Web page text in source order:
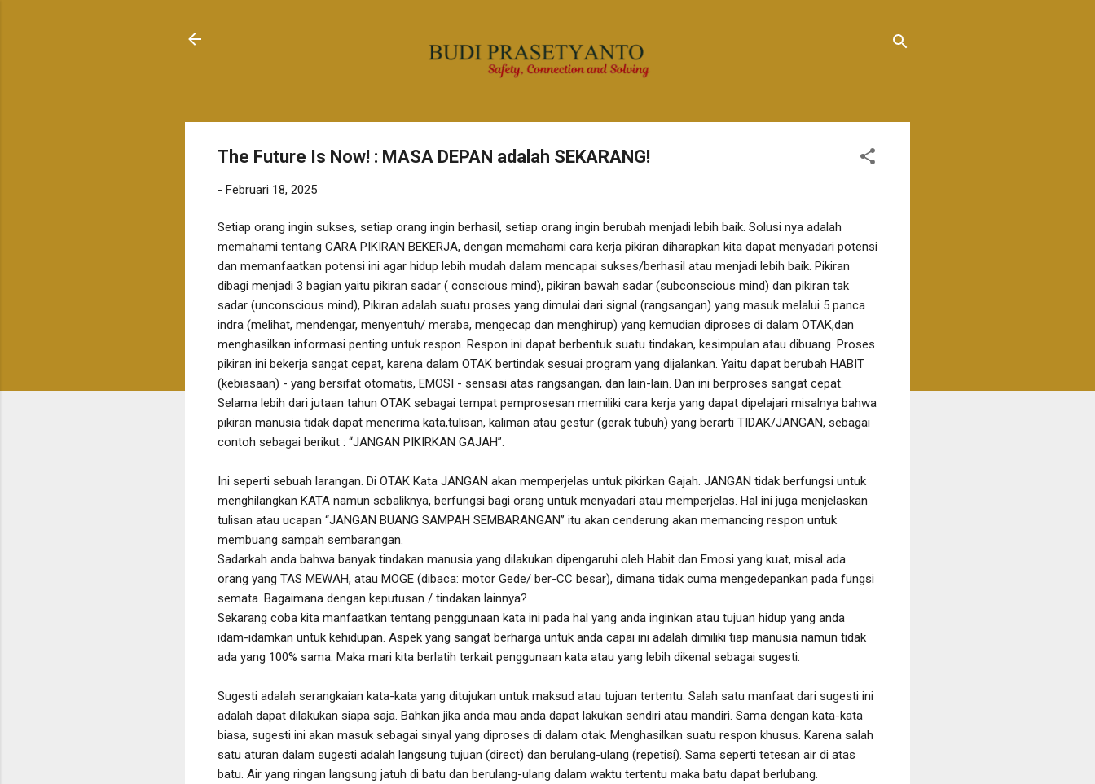
The Future Is Now! : MASA DEPAN adalah SEKARANG!
- Februari 18, 2025
Setiap orang ingin sukses, setiap orang ingin berhasil, setiap orang ingin berubah menjadi lebih baik. Solusi nya adalah
memahami tentang CARA PIKIRAN BEKERJA, dengan memahami cara kerja pikiran diharapkan kita dapat menyadari potensi
dan memanfaatkan potensi ini agar hidup lebih mudah dalam mencapai sukses/berhasil atau menjadi lebih baik. Pikiran
dibagi menjadi 3 bagian yaitu pikiran sadar ( conscious mind), pikiran bawah sadar (subconscious mind) dan pikiran tak
sadar (unconscious mind), Pikiran adalah suatu proses yang dimulai dari signal (rangsangan) yang masuk melalui 5 panca
indra (melihat, mendengar, menyentuh/ meraba, mengecap dan menghirup) yang kemudian diproses di dalam OTAK,dan
menghasilkan informasi penting untuk respon. Respon ini dapat berbentuk suatu tindakan, kesimpulan atau dibuang. Proses
pikiran ini bekerja sangat cepat, karena dalam OTAK bertindak sesuai program yang dijalankan. Yaitu dapat berubah HABIT
(kebiasaan) - yang bersifat otomatis, EMOSI - sensasi atas rangsangan, dan lain-lain. Dan ini berproses sangat cepat.
Selama lebih dari jutaan tahun OTAK sebagai tempat pemprosesan memiliki cara kerja yang dapat dipelajari misalnya bahwa
pikiran manusia tidak dapat menerima kata,tulisan, kaliman atau gestur (gerak tubuh) yang berarti TIDAK/JANGAN, sebagai
contoh sebagai berikut : “JANGAN PIKIRKAN GAJAH”.
Ini seperti sebuah larangan. Di OTAK Kata JANGAN akan memperjelas untuk pikirkan Gajah. JANGAN tidak berfungsi untuk
menghilangkan KATA namun sebaliknya, berfungsi bagi orang untuk menyadari atau memperjelas. Hal ini juga menjelaskan
tulisan atau ucapan “JANGAN BUANG SAMPAH SEMBARANGAN” itu akan cenderung akan memancing respon untuk
membuang sampah sembarangan.
Sadarkah anda bahwa banyak tindakan manusia yang dilakukan dipengaruhi oleh Habit dan Emosi yang kuat, misal ada
orang yang TAS MEWAH, atau MOGE (dibaca: motor Gede/ ber-CC besar), dimana tidak cuma mengedepankan pada fungsi
semata. Bagaimana dengan keputusan / tindakan lainnya?
Sekarang coba kita manfaatkan tentang penggunaan kata ini pada hal yang anda inginkan atau tujuan hidup yang anda
idam-idamkan untuk kehidupan. Aspek yang sangat berharga untuk anda capai ini adalah dimiliki tiap manusia namun tidak
ada yang 100% sama. Maka mari kita berlatih terkait penggunaan kata atau yang lebih dikenal sebagai sugesti.
Sugesti adalah serangkaian kata-kata yang ditujukan untuk maksud atau tujuan tertentu. Salah satu manfaat dari sugesti ini
adalah dapat dilakukan siapa saja. Bahkan jika anda mau anda dapat lakukan sendiri atau mandiri. Sama dengan kata-kata
biasa, sugesti ini akan masuk sebagai sinyal yang diproses di dalam otak. Menghasilkan suatu respon khusus. Karena salah
satu aturan dalam sugesti adalah langsung tujuan (direct) dan berulang-ulang (repetisi). Sama seperti tetesan air di atas
batu. Air yang ringan langsung jatuh di batu dan berulang-ulang dalam waktu tertentu maka batu dapat berlubang.